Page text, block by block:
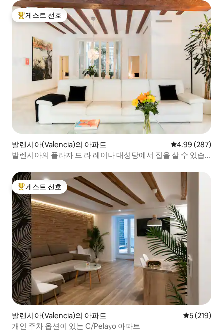
상위 게스트 선호
게스트 선호
발렌시아(Valencia)의 아파트 평점 4.99점(5
4.99 (287)
발렌시아의 플라자 드 라 레이나 대성당에서 집을 살 수 있습
상위 게스트 선호
게스트 선호
발렌시아(Valencia)의 아파트 평점 5점(5
5 (219)
개인 주차 옵션이 있는 C/Pelayo 아파트